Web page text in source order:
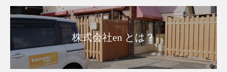
株式会社en とは？